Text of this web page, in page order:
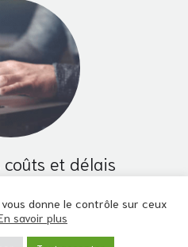
et délais
donne le contrôle sur ceux
savoir plus